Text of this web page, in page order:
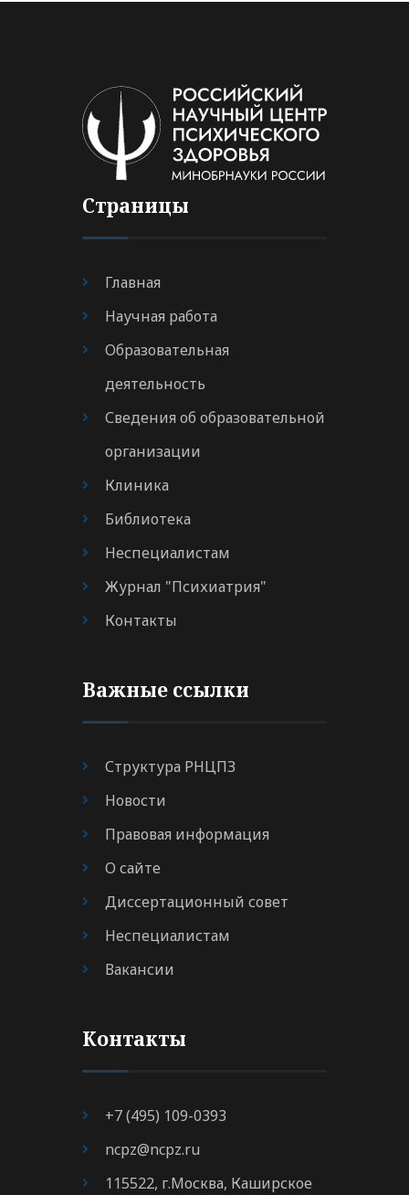
Страницы
Главная
Научная работа
Образовательная
деятельность
Сведения об образовательной
организации
Клиника
Библиотека
Неспециалистам
Журнал "Психиатрия"
Контакты
Важные ссылки
Структура РНЦПЗ
Новости
Правовая информация
О сайте
Диссертационный совет
Неспециалистам
Вакансии
Контакты
+7 (495) 109-0393
ncpz@ncpz.ru
115522, г.Москва, Каширское